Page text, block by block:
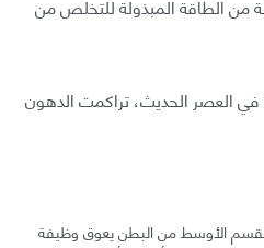
العصر الحديث، تراكمت الدهون
الأوسط من البطن يعوق وظيفة